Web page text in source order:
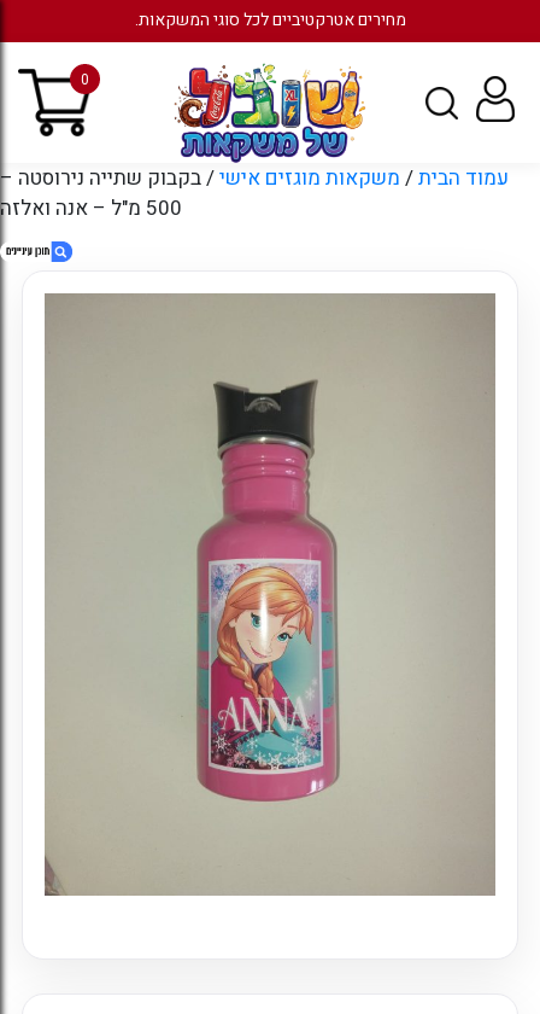
מחירים אטרקטיביים לכל סוגי המשקאות.
0
עמוד הבית/ משקאות מוגזים אישי/ בקבוק שתייה נירוסטה –
500 מ"ל – אנה ואלזה